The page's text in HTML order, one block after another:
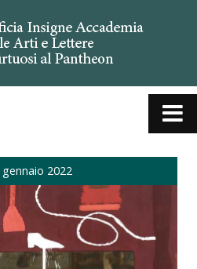
2022